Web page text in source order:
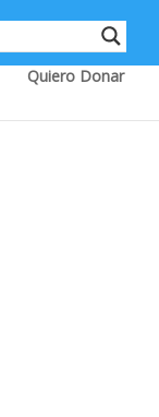
Quiero Donar